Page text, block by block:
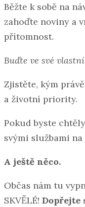
Běžte k sobě na
zahoďte noviny a
přítomnost.
Buďte ve své
Zjistěte, kým
a životní priority.
Pokud byste
svými službami
A ještě něco.
Občas nám tu
SKVĚLÉ! Dopřejte